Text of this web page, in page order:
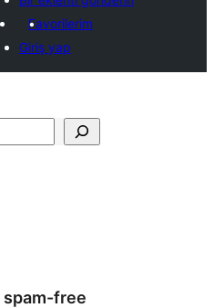
Favorilerim
Giriş yap
spam-free